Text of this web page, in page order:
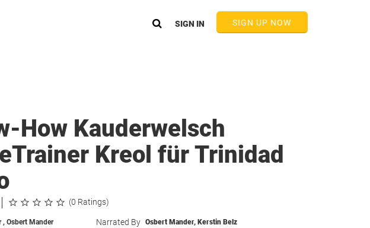
SIGN UP NOW
SIGN IN
How Kauderwelsch
Kreol für Trinidad
(0 Ratings)
, Osbert Mander Narrated By Osbert Mander, Kerstin Belz